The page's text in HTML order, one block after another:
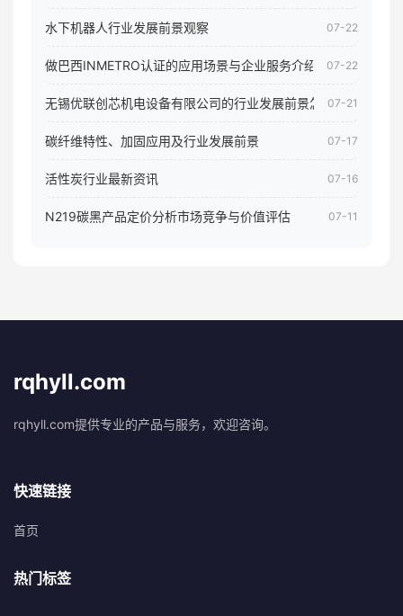
水下机器人行业发展前景观察 07-22
做巴西INMETRO认证的应用场景与企业服务介绍 07-22
无锡优联创芯机电设备有限公司的行业发展前景怎样07-21
碳纤维特性、加固应用及行业发展前景 07-17
活性炭行业最新资讯 07-16
N219碳黑产品定价分析市场竞争与价值评估 07-11
rqhyll.com
rqhyll.com提供专业的产品与服务，欢迎咨询。
快速链接
首页
热门标签